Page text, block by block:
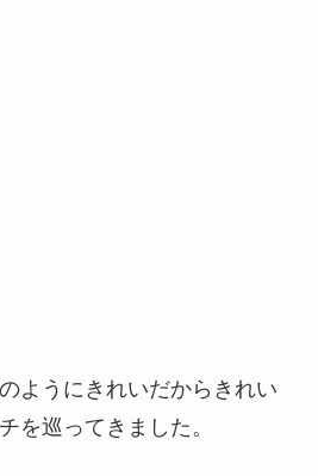
ようにきれいだからきれい
を巡ってきました。